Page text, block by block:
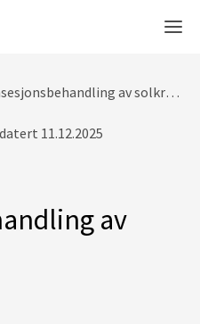
av solkraftanlegg
11.12.2025
av